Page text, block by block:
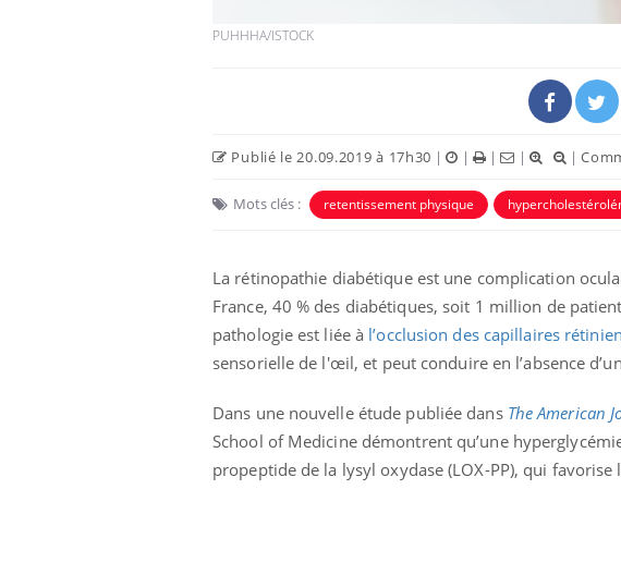
PUHHHA/ISTOCK
Publié le 20.09.2019 à 17h30 | | | | |
Mots clés : retentissement physique
La rétinopathie diabétique est une complication
France, 40 % des diabétiques, soit 1 million de
pathologie est liée à l’occlusion des capillaires
sensorielle de l'œil, et peut conduire en l’absence
Dans une nouvelle étude publiée dans The American
School of Medicine démontrent qu’une
propeptide de la lysyl oxydase (LOX-PP), qui